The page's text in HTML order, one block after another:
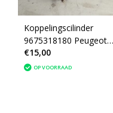
Koppelingscilinder
9675318180 Peugeot
208
€15,00
OP VOORRAAD